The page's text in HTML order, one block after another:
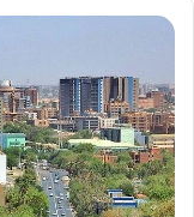
لجنة
الخرطوم
تعتمد
عددا
من
القرارات